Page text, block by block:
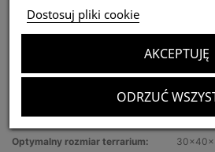
Najważniejsze informacje:
Tryb życia:
słaby
Polecany dla:
Optymalny rozmiar terrarium:
Dostosuj pliki cookie
ODRZUĆ
AKCEPTUJĘ